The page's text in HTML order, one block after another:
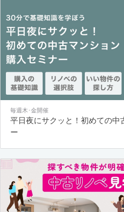
毎週木･金開催
平日夜にサクッと！初めての中
ー